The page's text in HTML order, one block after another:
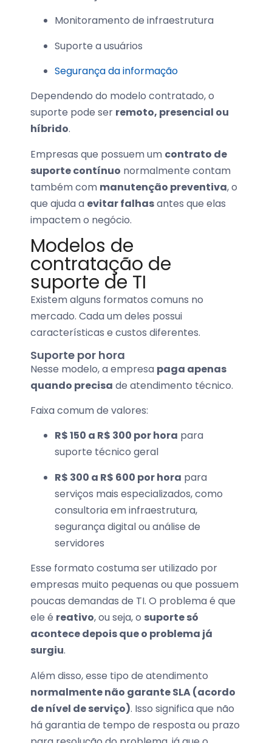
Monitoramento de infraestrutura
Suporte a usuários
Segurança da informação
Dependendo do modelo contratado, o
suporte pode ser remoto, presencial ou
híbrido.
Empresas que possuem um contrato de
suporte contínuo normalmente contam
também com manutenção preventiva, o
que ajuda a evitar falhasantes que elas
impactem o negócio.
Modelos de
contratação de
suporte de TI
Existem alguns formatos comuns no
mercado. Cada um deles possui
características e custos diferentes.
Suporte por hora
Nesse modelo, a empresa paga apenas
quando precisa de atendimento técnico.
Faixa comum de valores:
R$ 150 a R$ 300 por hora para
suporte técnico geral
R$ 300 a R$ 600 por hora para
serviços mais especializados, como
consultoria em infraestrutura,
segurança digital ou análise de
servidores
Esse formato costuma ser utilizado por
empresas muito pequenas ou que possuem
poucas demandas de TI. O problema é que
ele é reativo, ou seja, o suporte só
acontece depois que o problema já
surgiu.
Além disso, esse tipo de atendimento
normalmente não garante SLA (acordo
de nível de serviço). Isso significa que não
há garantia de tempo de resposta ou prazo